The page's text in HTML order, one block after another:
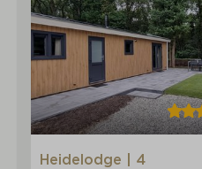
Heidelodge | 4